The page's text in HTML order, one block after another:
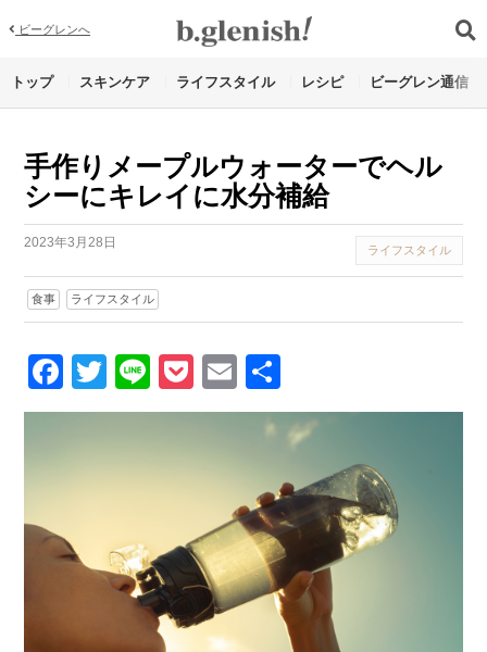
ビーグレンへ
トップ スキンケア ライフスタイル レシピ ビーグレン通信
手作りメープルウォーターでヘル
シーにキレイに水分補給
2023年3月28日 ライフスタイル
食事 ライフスタイル
Facebook
Twitter
LinePocket
Email